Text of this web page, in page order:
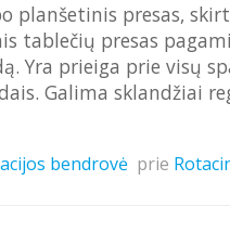
planšetinis presas,
tablečių presas
Yra prieiga prie visų
Galima sklandžiai
bendrovė prie